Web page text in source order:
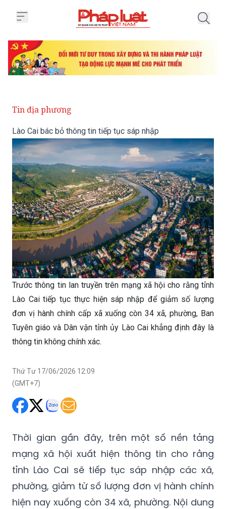
Tin địa phương
Lào Cai bác bỏ thông tin tiếp tục sáp nhập
Trước thông tin lan truyền trên mạng xã hội cho rằng tỉnh
Lào Cai tiếp tục thực hiện sáp nhập để giảm số lượng
đơn vị hành chính cấp xã xuống còn 34 xã, phường, Ban
Tuyên giáo và Dân vận tỉnh ủy Lào Cai khẳng định đây là
thông tin không chính xác.
Thứ Tư 17/06/2026 12:09
(GMT+7)
Thời gian gần đây, trên một số nền tảng
mạng xã hội xuất hiện thông tin cho rằng
tỉnh Lào Cai sẽ tiếp tục sáp nhập các xã,
phường, giảm từ số lượng đơn vị hành chính
hiện nay xuống còn 34 xã, phường. Nội dung